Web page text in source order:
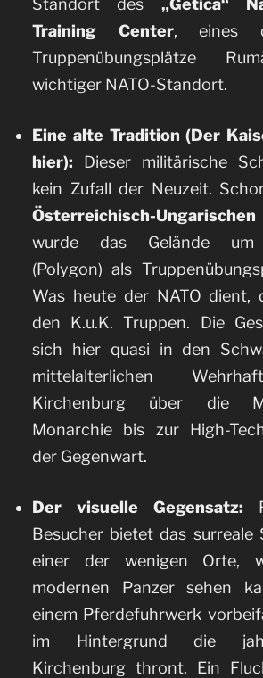
Standort des „Getica“
Training Center, eines
Truppenübungsplätze
wichtiger NATO-Standort.
Eine alte Tradition (Der
hier): Dieser militärische
kein Zufall der Neuzeit.
Österreichisch-
wurde das Gelände um
(Polygon) als
Was heute der NATO dient,
den K.u.K. Truppen. Die
sich hier quasi in den
mittelalterlichen
Kirchenburg über die
Monarchie bis zur High-
der Gegenwart.
Der visuelle Gegensatz:
Besucher bietet das surreale
einer der wenigen Orte,
modernen Panzer sehen
einem Pferdefuhrwerk
im Hintergrund die
Kirchenburg thront. Ein